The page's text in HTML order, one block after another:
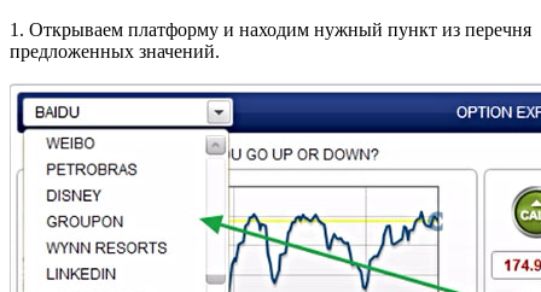
1. Открываем платформу и находим нужный пункт из перечня
предложенных значений.